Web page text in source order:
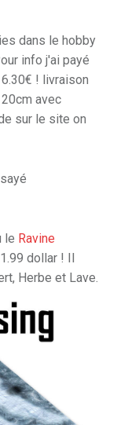
dans le hobby
info j'ai payé
! livraison
avec
sur le site on
le Ravine
dollar ! Il
Herbe et Lave.